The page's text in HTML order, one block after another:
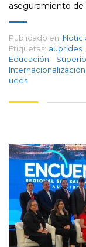
aseguramiento de
Publicado en:
Etiquetas: auprides
Educación
uees